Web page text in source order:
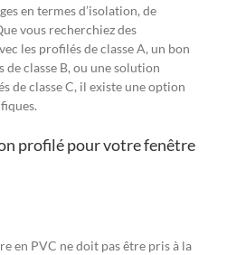
en termes d’isolation, de
vous recherchiez des
les profilés de classe A, un bon
classe B, ou une solution
de classe C, il existe une option
profilé pour votre fenêtre
en PVC ne doit pas être pris à la